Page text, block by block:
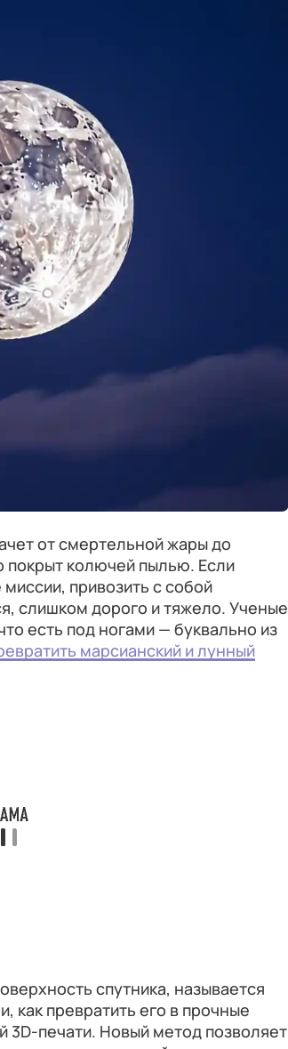
от смертельной жары до
покрыт колючей пылью. Если
привозить с собой
слишком дорого и тяжело. Ученые
есть под ногами — буквально из
марсианский и лунный
спутника, называется
как превратить его в прочные
3D-печати. Новый метод позволяет